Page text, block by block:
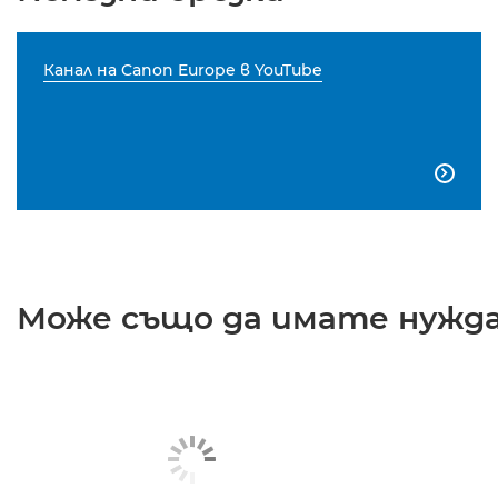
Канал на Canon Europe в YouTube

Може също да имате